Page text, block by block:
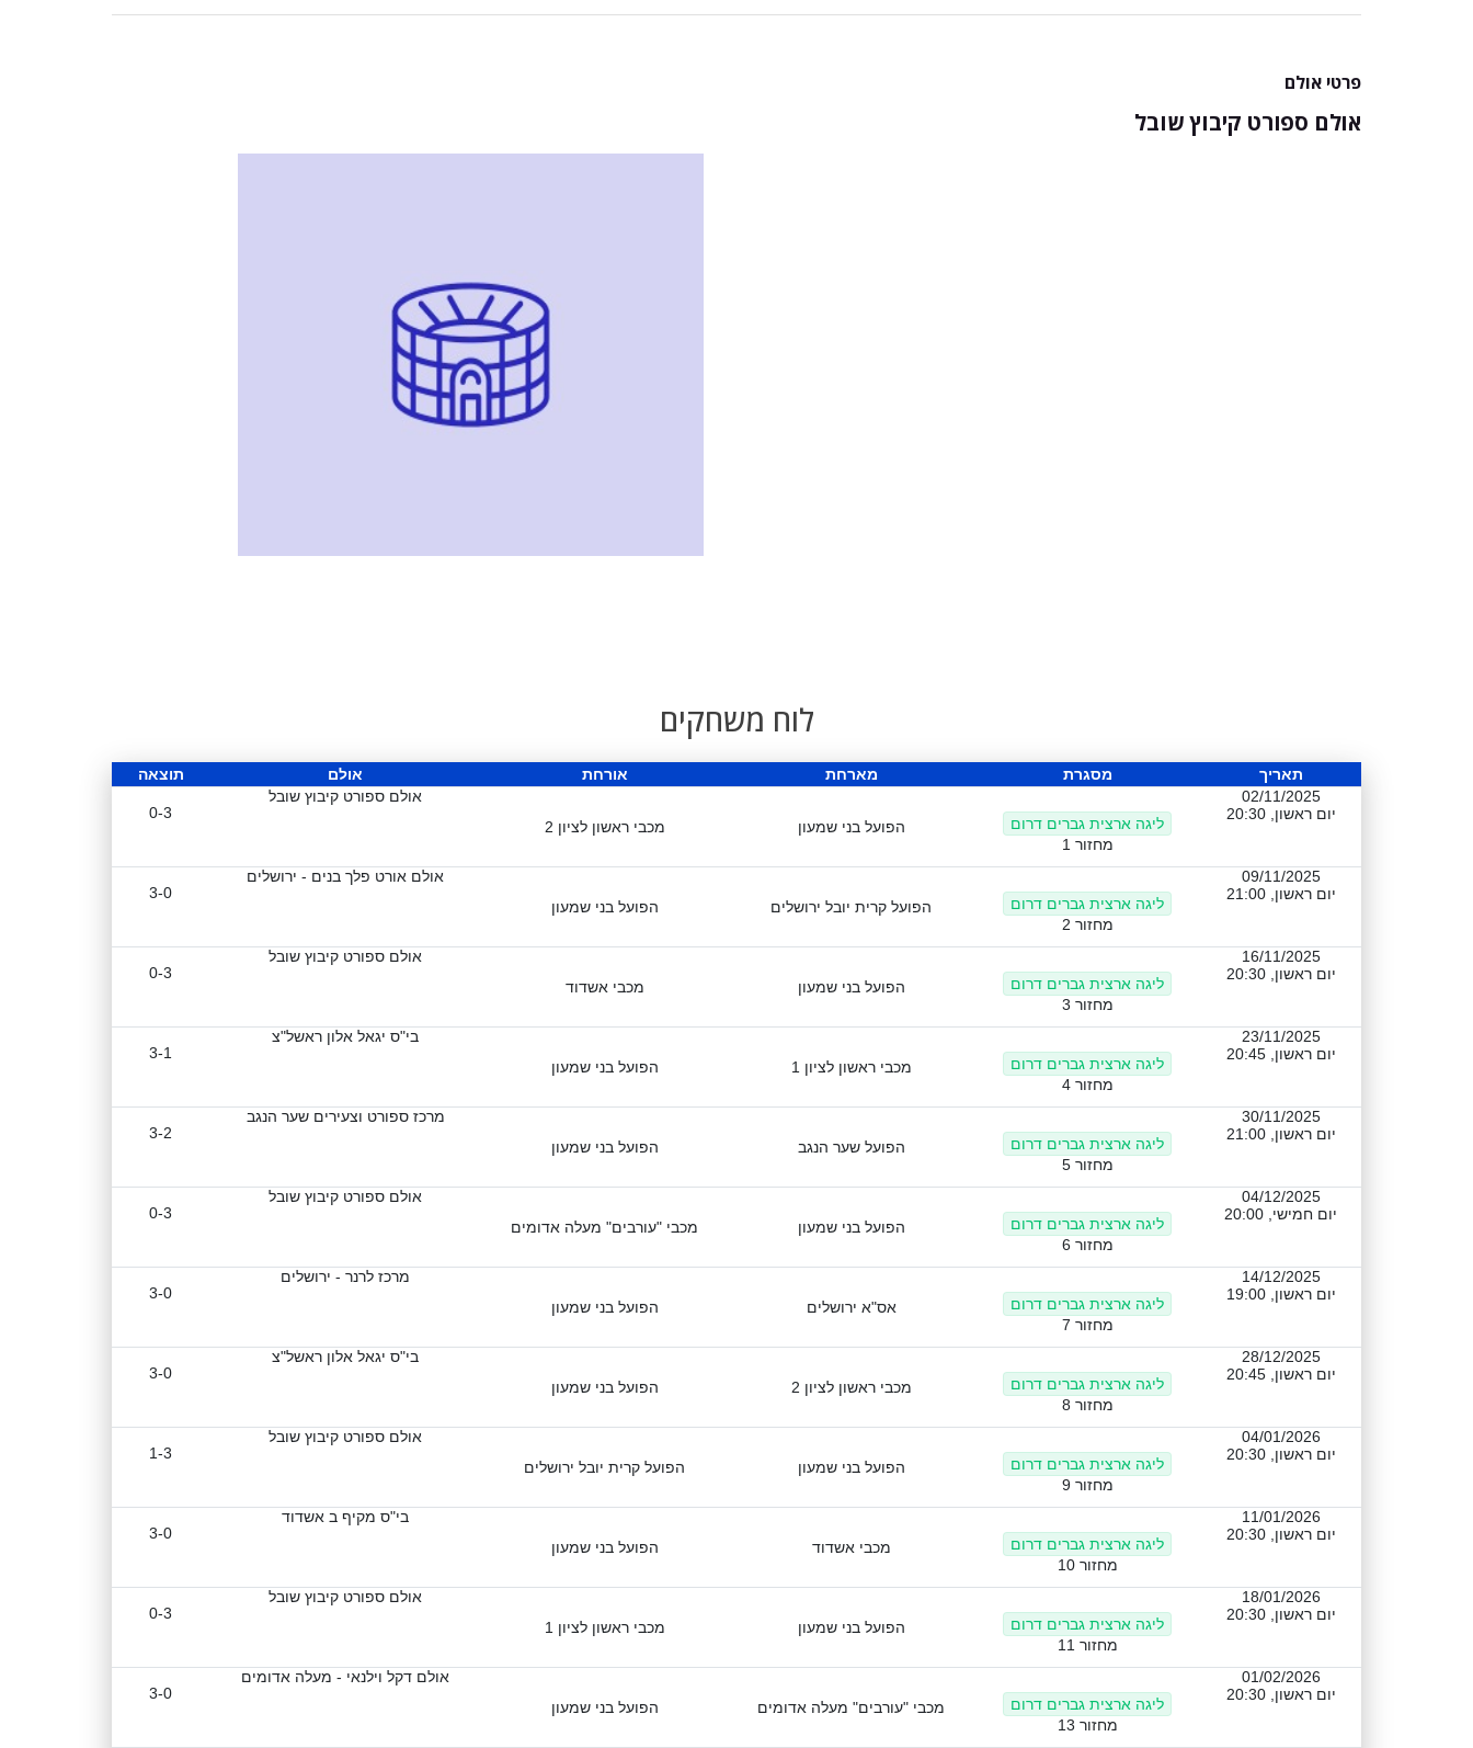
פרטי אולם
אולם ספורט קיבוץ שובל
לוח משחקים
תאריך מסגרת מארחת אורחת אולם
תוצאה
02/11/2025
יום ראשון, 20:30
ליגה ארצית גברים דרום
מחזור 1
הפועל בני שמעון מכבי ראשון לציון 2
אולם ספורט קיבוץ שובל
0-3
09/11/2025
יום ראשון, 21:00
ליגה ארצית גברים דרום
מחזור 2
הפועל קרית יובל ירושלים הפועל בני שמעון
אולם אורט פלך בנים - ירושלים
3-0
16/11/2025
יום ראשון, 20:30
ליגה ארצית גברים דרום
מחזור 3
הפועל בני שמעון מכבי אשדוד
אולם ספורט קיבוץ שובל
0-3
23/11/2025
יום ראשון, 20:45
ליגה ארצית גברים דרום
מחזור 4
מכבי ראשון לציון 1 הפועל בני שמעון
בי"ס יגאל אלון ראשל"צ
3-1
30/11/2025
יום ראשון, 21:00
ליגה ארצית גברים דרום
מחזור 5
הפועל שער הנגב הפועל בני שמעון
מרכז ספורט וצעירים שער הנגב
3-2
04/12/2025
יום חמישי, 20:00
ליגה ארצית גברים דרום
מחזור 6
הפועל בני שמעון מכבי "עורבים" מעלה אדומים
אולם ספורט קיבוץ שובל
0-3
14/12/2025
יום ראשון, 19:00
ליגה ארצית גברים דרום
מחזור 7
אס"א ירושלים הפועל בני שמעון
מרכז לרנר - ירושלים
3-0
28/12/2025
יום ראשון, 20:45
ליגה ארצית גברים דרום
מחזור 8
מכבי ראשון לציון 2 הפועל בני שמעון
בי"ס יגאל אלון ראשל"צ
3-0
04/01/2026
יום ראשון, 20:30
ליגה ארצית גברים דרום
מחזור 9
הפועל בני שמעון הפועל קרית יובל ירושלים
אולם ספורט קיבוץ שובל
1-3
11/01/2026
יום ראשון, 20:30
ליגה ארצית גברים דרום
מחזור 10
מכבי אשדוד הפועל בני שמעון
בי"ס מקיף ב אשדוד
3-0
18/01/2026
יום ראשון, 20:30
ליגה ארצית גברים דרום
מחזור 11
הפועל בני שמעון מכבי ראשון לציון 1
אולם ספורט קיבוץ שובל
0-3
01/02/2026
יום ראשון, 20:30
ליגה ארצית גברים דרום
מחזור 13
מכבי "עורבים" מעלה אדומים הפועל בני שמעון
אולם דקל וילנאי - מעלה אדומים
3-0